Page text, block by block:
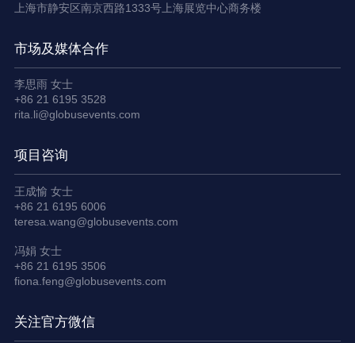
上海市静安区南京西路1333号上海展览中心商务楼
市场及媒体合作
李思雨 女士
+86 21 6195 3528
rita.li@globusevents.com
项目咨询
王成愉 女士
+86 21 6195 6006
teresa.wang@globusevents.com
冯娟 女士
+86 21 6195 3506
fiona.feng@globusevents.com
关注官方微信